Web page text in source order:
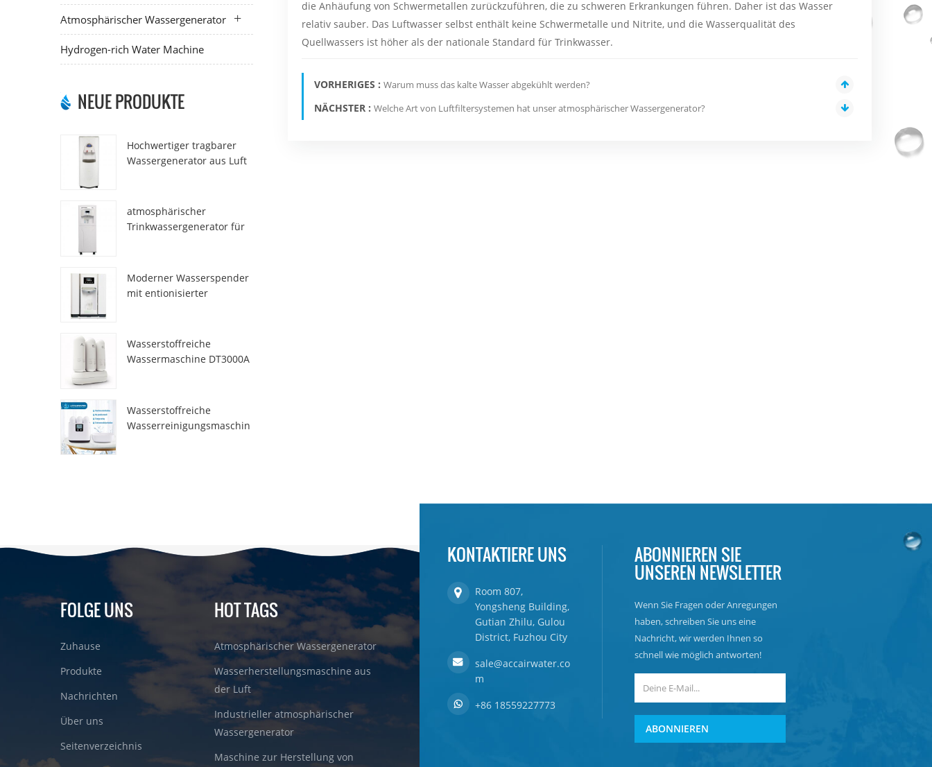
Atmosphärischer Wassergenerator
Hydrogen-rich Water Machine
NEUE PRODUKTE
Hochwertiger tragbarer
Wassergenerator aus Luft
atmosphärischer
Trinkwassergenerator für
Moderner Wasserspender
mit entionisierter
Wasserstoffreiche
Wassermaschine DT3000A
Wasserstoffreiche
Wasserreinigungsmaschin
die Anhäufung von Schwermetallen zurückzuführen, die zu schweren Erkrankungen führen. Daher ist das Wasser
relativ sauber. Das Luftwasser selbst enthält keine Schwermetalle und Nitrite, und die Wasserqualität des
Quellwassers ist höher als der nationale Standard für Trinkwasser.
VORHERIGES : Warum muss das kalte Wasser abgekühlt werden?
NÄCHSTER : Welche Art von Luftfiltersystemen hat unser atmosphärischer Wassergenerator?
FOLGE UNS
Zuhause
Produkte
Nachrichten
Über uns
Seitenverzeichnis
HOT TAGS
Atmosphärischer Wassergenerator
Wasserherstellungsmaschine aus
der Luft
Industrieller atmosphärischer
Wassergenerator
Maschine zur Herstellung von
KONTAKTIERE UNS
Room 807,
Yongsheng Building,
Gutian Zhilu, Gulou
District, Fuzhou City
sale@accairwater.co
m
+86 18559227773
ABONNIEREN SIE
UNSEREN NEWSLETTER
Wenn Sie Fragen oder Anregungen
haben, schreiben Sie uns eine
Nachricht, wir werden Ihnen so
schnell wie möglich antworten!
ABONNIEREN